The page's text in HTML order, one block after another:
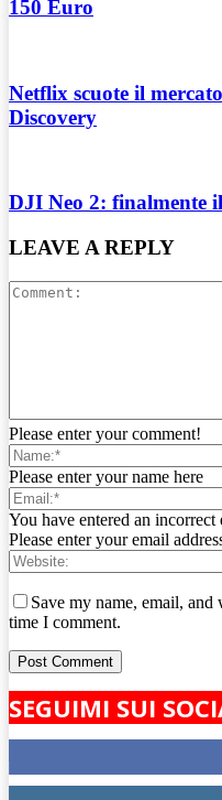
150 Euro
Netflix scuote il
Discovery
DJI Neo 2: finalmente
LEAVE A REPLY
Please enter your comment!
Please enter your name here
You have entered an incorrect
Please enter your email
Save my name, email,
time I comment.
SEGUIMI SUI